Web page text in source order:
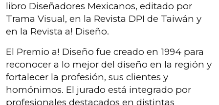
libro Diseñadores Mexicanos, editado por
Trama Visual, en la Revista DPI de Taiwán y
en la Revista a! Diseño.
El Premio a! Diseño fue creado en 1994 para
reconocer a lo mejor del diseño en la región y
fortalecer la profesión, sus clientes y
homónimos. El jurado está integrado por
profesionales destacados en distintas